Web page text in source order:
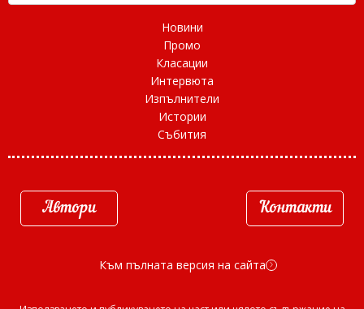
Новини
Промо
Класации
Интервюта
Изпълнители
Истории
Събития
Автори Контакти
Към пълната версия на сайта d